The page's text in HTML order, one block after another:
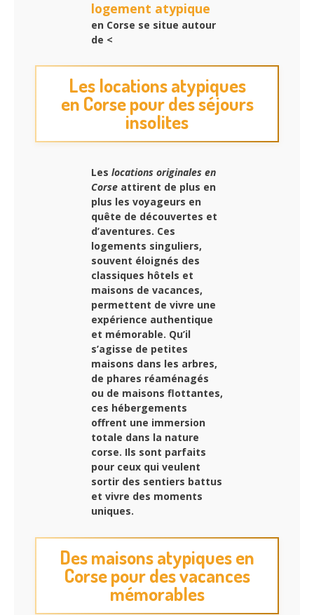
logement atypique
en Corse se situe autour
de <
Les locations atypiques
en Corse pour des séjours
insolites
Les locations originales en
Corse attirent de plus en
plus les voyageurs en
quête de découvertes et
d’aventures. Ces
logements singuliers,
souvent éloignés des
classiques hôtels et
maisons de vacances,
permettent de vivre une
expérience authentique
et mémorable. Qu’il
s’agisse de petites
maisons dans les arbres,
de phares réaménagés
ou de maisons flottantes,
ces hébergements
offrent une immersion
totale dans la nature
corse. Ils sont parfaits
pour ceux qui veulent
sortir des sentiers battus
et vivre des moments
uniques.
Des maisons atypiques en
Corse pour des vacances
mémorables